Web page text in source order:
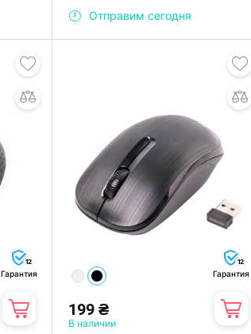
Отправим сегодня
12
Гарантия
12
Гарантия
199 ₴
В наличии